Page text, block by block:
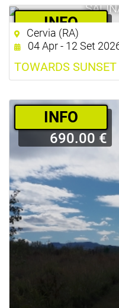
­INFO
17.00 €
Cervia (RA)
04 Apr - 12 Set
TOWARDS SUNSET
­INFO
690.00 €